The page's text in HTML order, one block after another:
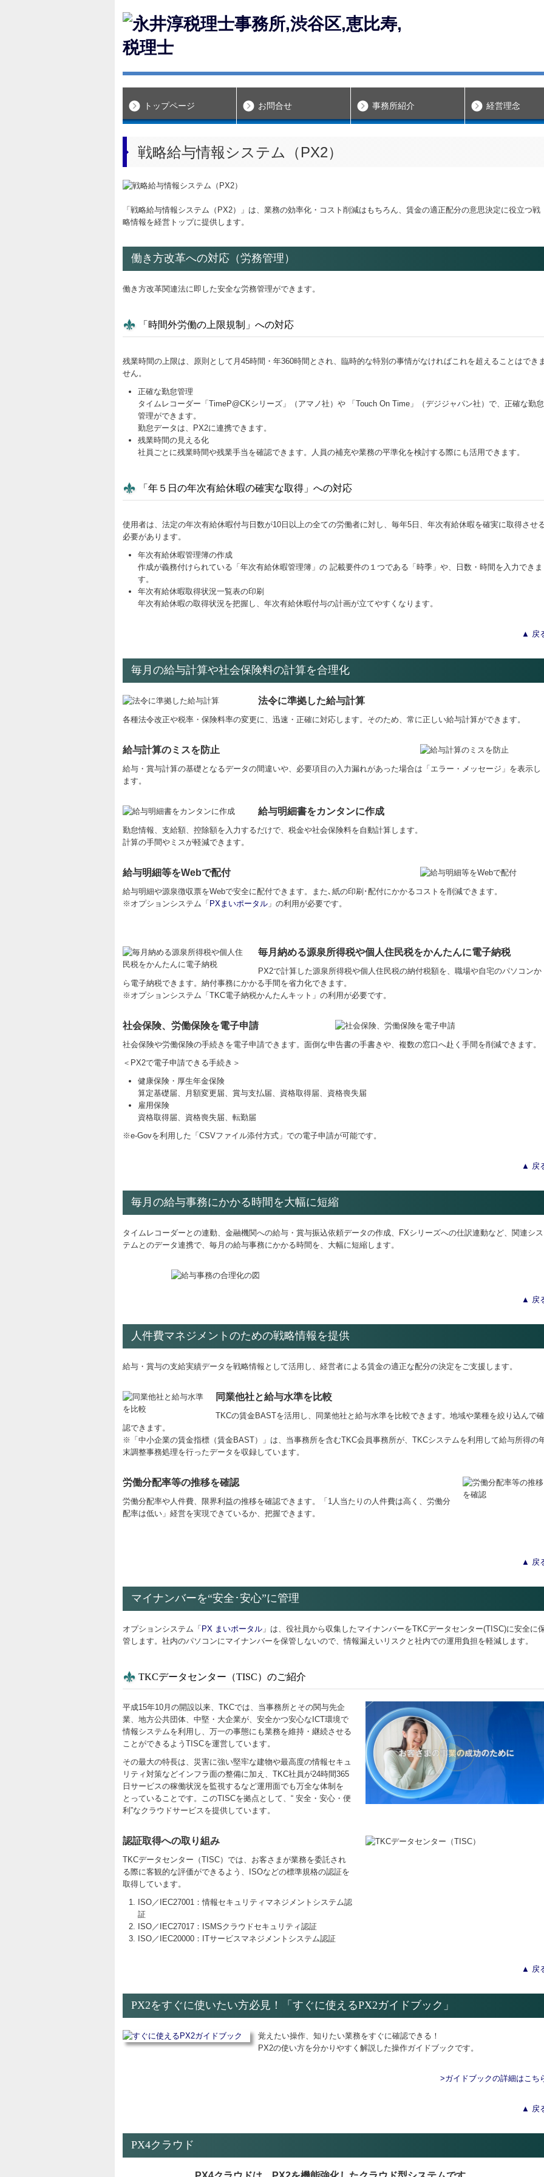
トップページ お問合せ 事務所紹介 経営理念
戦略給与情報システム（PX2）
「戦略給与情報システム（PX2）」は、業務の効率化・コスト削減はもちろん、賃金の適正配分の意思決定に役立つ戦
略情報を経営トップに提供します。
働き方改革への対応（労務管理）
働き方改革関連法に即した安全な労務管理ができます。
「時間外労働の上限規制」への対応
残業時間の上限は、原則として月45時間・年360時間とされ、臨時的な特別の事情がなければこれを超えることはでき
せん。
正確な勤怠管理
タイムレコーダー「TimeP@CKシリーズ」（アマノ社）や 「Touch On Time」（デジジャパン社）で、正確な勤怠
管理ができます。
勤怠データは、PX2に連携できます。
残業時間の見える化
社員ごとに残業時間や残業手当を確認できます。人員の補充や業務の平準化を検討する際にも活用できます。
「年５日の年次有給休暇の確実な取得」への対応
使用者は、法定の年次有給休暇付与日数が10日以上の全ての労働者に対し、毎年5日、年次有給休暇を確実に取得させ
必要があります。
年次有給休暇管理簿の作成
作成が義務付けられている「年次有給休暇管理簿」の 記載要件の１つである「時季」や、日数・時間を入力できま
す。
年次有給休暇取得状況一覧表の印刷
年次有給休暇の取得状況を把握し、年次有給休暇付与の計画が立てやすくなります。
▲ 戻
毎月の給与計算や社会保険料の計算を合理化
法令に準拠した給与計算
各種法令改正や税率・保険料率の変更に、迅速・正確に対応します。そのため、常に正しい給与計算ができます。
給与計算のミスを防止
給与・賞与計算の基礎となるデータの間違いや、必要項目の入力漏れがあった場合は「エラー・メッセージ」を表示し
ます。
給与明細書をカンタンに作成
勤怠情報、支給額、控除額を入力するだけで、税金や社会保険料を自動計算します。
計算の手間やミスが軽減できます。
給与明細等をWebで配付
給与明細や源泉徴収票をWebで安全に配付できます。また､紙の印刷･配付にかかるコストを削減できます。
※オプションシステム「PXまいポータル 」の利用が必要です。
毎月納める源泉所得税や個人住民税をかんたんに電子納税
PX2で計算した源泉所得税や個人住民税の納付税額を、職場や自宅のパソコンか
ら電子納税できます。納付事務にかかる手間を省力化できます。
※オプションシステム「TKC電子納税かんたんキット」の利用が必要です。
社会保険、労働保険を電子申請
社会保険や労働保険の手続きを電子申請できます。面倒な申告書の手書きや、複数の窓口へ赴く手間を削減できます。
＜PX2で電子申請できる手続き＞
健康保険・厚生年金保険
算定基礎届、月額変更届、賞与支払届、資格取得届、資格喪失届
雇用保険
資格取得届、資格喪失届、転勤届
※e-Govを利用した「CSVファイル添付方式」での電子申請が可能です。
▲ 戻
毎月の給与事務にかかる時間を大幅に短縮
タイムレコーダーとの連動、金融機関への給与・賞与振込依頼データの作成、FXシリーズへの仕訳連動など、関連シス
テムとのデータ連携で、毎月の給与事務にかかる時間を、大幅に短縮します。
▲ 戻
人件費マネジメントのための戦略情報を提供
給与・賞与の支給実績データを戦略情報として活用し、経営者による賃金の適正な配分の決定をご支援します。
同業他社と給与水準を比較
TKCの賃金BASTを活用し、同業他社と給与水準を比較できます。地域や業種を絞り込んで確
認できます。
※「中小企業の賃金指標（賃金BAST）」は、当事務所を含むTKC会員事務所が、TKCシステムを利用して給与所得の
末調整事務処理を行ったデータを収録しています。
労働分配率等の推移を確認
労働分配率や人件費、限界利益の推移を確認できます。「1人当たりの人件費は高く、労働分
配率は低い」経営を実現できているか、把握できます。
▲ 戻
マイナンバーを“安全･安心”に管理
オプションシステム「 PX まいポータル 」は、役社員から収集したマイナンバーをTKCデータセンター(TISC)に安全に
管します。社内のパソコンにマイナンバーを保管しないので、情報漏えいリスクと社内での運用負担を軽減します。
TKCデータセンター（TISC）のご紹介
平成15年10月の開設以来、TKCでは、当事務所とその関与先企
業、地方公共団体、中堅・大企業が、安全かつ安心なICT環境で
情報システムを利用し、万一の事態にも業務を維持・継続させる
ことができるようTISCを運営しています。
その最大の特長は、災害に強い堅牢な建物や最高度の情報セキュ
リティ対策などインフラ面の整備に加え、TKC社員が24時間365
日サービスの稼働状況を監視するなど運用面でも万全な体制を
とっていることです。このTISCを拠点として、“ 安全・安心・便
利”なクラウドサービスを提供しています。
認証取得への取り組み
TKCデータセンター（TISC）では、お客さまが業務を委託され
る際に客観的な評価ができるよう、ISOなどの標準規格の認証を
取得しています。
ISO／IEC27001：情報セキュリティマネジメントシステム認
証
ISO／IEC27017：ISMSクラウドセキュリティ認証
ISO／IEC20000：ITサービスマネジメントシステム認証
▲ 戻
PX2をすぐに使いたい方必見！「すぐに使えるPX2ガイドブック」
覚えたい操作、知りたい業務をすぐに確認できる！
PX2の使い方を分かりやすく解説した操作ガイドブックです。
>ガイドブックの詳細はこち
▲ 戻
PX4クラウド